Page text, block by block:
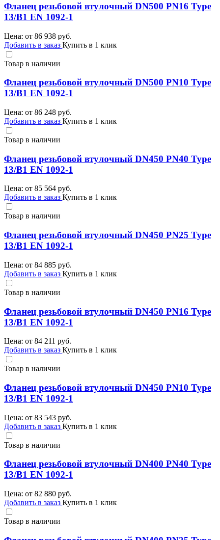
Фланец резьбовой втулочный DN500 PN16 Type
13/B1 EN 1092-1
Цена: от 86 938 руб.
Добавить в заказ Купить в 1 клик
Товар в наличии
Фланец резьбовой втулочный DN500 PN10 Type
13/B1 EN 1092-1
Цена: от 86 248 руб.
Добавить в заказ Купить в 1 клик
Товар в наличии
Фланец резьбовой втулочный DN450 PN40 Type
13/B1 EN 1092-1
Цена: от 85 564 руб.
Добавить в заказ Купить в 1 клик
Товар в наличии
Фланец резьбовой втулочный DN450 PN25 Type
13/B1 EN 1092-1
Цена: от 84 885 руб.
Добавить в заказ Купить в 1 клик
Товар в наличии
Фланец резьбовой втулочный DN450 PN16 Type
13/B1 EN 1092-1
Цена: от 84 211 руб.
Добавить в заказ Купить в 1 клик
Товар в наличии
Фланец резьбовой втулочный DN450 PN10 Type
13/B1 EN 1092-1
Цена: от 83 543 руб.
Добавить в заказ Купить в 1 клик
Товар в наличии
Фланец резьбовой втулочный DN400 PN40 Type
13/B1 EN 1092-1
Цена: от 82 880 руб.
Добавить в заказ Купить в 1 клик
Товар в наличии